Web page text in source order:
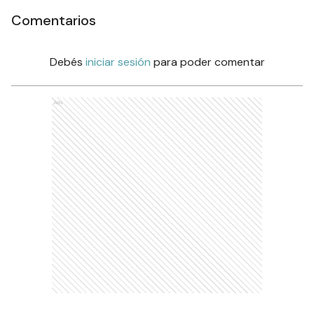
Comentarios
Debés iniciar sesión para poder comentar
Ads